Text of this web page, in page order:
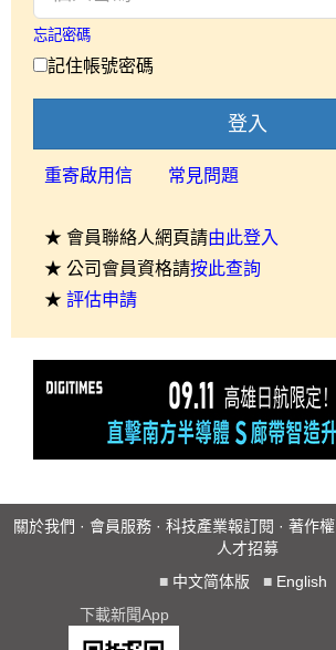
忘記密碼
記住帳號密碼
登入
重寄啟用信 常見問題
★ 會員聯絡人網頁請由此登入
★ 公司會員資格請按此查詢
★ 評估申請
關於我們 · 會員服務 · 科技產業報訂閱 · 著作權
人才招募
■ 中文简体版 ■ English
下載新聞App